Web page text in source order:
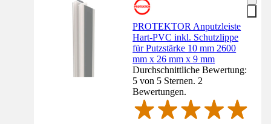
PROTEKTOR Anputzleiste
Hart-PVC inkl. Schutzlippe
für Putzstärke 10 mm 2600
mm x 26 mm x 9 mm
Durchschnittliche Bewertung:
5 von 5 Sternen. 2
Bewertungen.